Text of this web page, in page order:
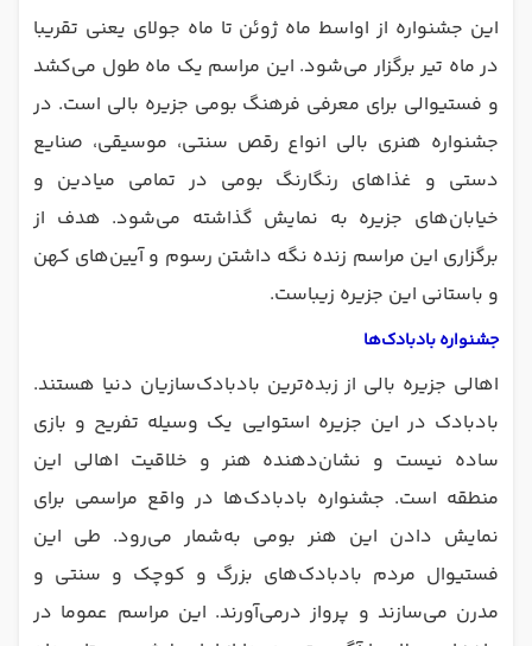
این جشنواره از اواسط ماه ژوئن تا ماه جولای یعنی تقریبا
در ماه تیر برگزار می‌شود. این مراسم یک ماه طول می‌کشد
و فستیوالی برای معرفی فرهنگ بومی جزیره بالی است. در
جشنواره هنری بالی انواع رقص سنتی، موسیقی، صنایع
دستی و غذاهای رنگارنگ بومی در تمامی میادین و
خیابان‌های جزیره به نمایش گذاشته می‌شود. هدف از
برگزاری این مراسم زنده نگه داشتن رسوم و آیین‌های کهن
و باستانی این جزیره زیباست.
جشنواره بادبادک‌ها
اهالی جزیره بالی از زبده‌ترین بادبادک‌سازیان دنیا هستند.
بادبادک در این جزیره استوایی یک وسیله تفریح و بازی
ساده نیست و نشان‌دهنده هنر و خلاقیت اهالی این
منطقه است. جشنواره بادبادک‌ها در واقع مراسمی برای
نمایش دادن این هنر بومی به‌شمار می‌رود. طی این
فستیوال مردم بادبادک‌های بزرگ و کوچک و سنتی و
مدرن می‌سازند و پرواز در‌می‌آورند. این مراسم عموما در